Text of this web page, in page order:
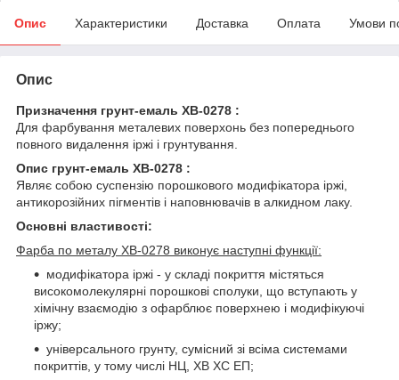
Опис Характеристики Доставка Оплата Умови
Опис
Призначення грунт-емаль ХВ-0278 :
Для фарбування металевих поверхонь без попереднього
повного видалення іржі і грунтування.
Опис грунт-емаль ХВ-0278 :
Являє собою суспензію порошкового модифікатора іржі,
антикорозійних пігментів і наповнювачів в алкидном лаку.
Основні властивості:
Фарба по металу ХВ-0278 виконує наступні функції:
модифікатора іржі - у складі покриття містяться
високомолекулярні порошкові сполуки, що вступають у
хімічну взаємодію з офарблює поверхнею і модифікуючі
іржу;
універсального грунту, сумісний зі всіма системами
покриттів, у тому числі НЦ, ХВ ХС ЕП;